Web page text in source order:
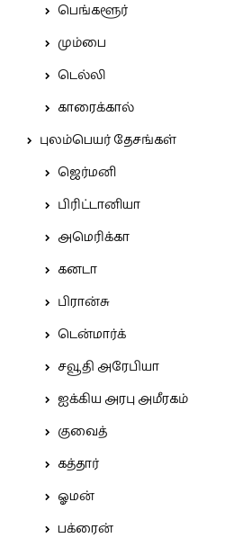
பெங்களூர்
மும்பை
டெல்லி
காரைக்கால்
புலம்பெயர் தேசங்கள்
ஜெர்மனி
பிரிட்டானியா
அமெரிக்கா
கனடா
பிரான்சு
டென்மார்க்
சவூதி அரேபியா
ஐக்கிய அரபு அமீரகம்
குவைத்
கத்தார்
ஓமன்
பக்ரைன்